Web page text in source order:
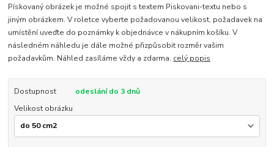
Pískovaný obrázek je možné spojit s textem Piskovani-textu nebo s
jiným obrázkem. V roletce vyberte požadovanou velikost, požadavek na
umístění uveďte do poznámky k objednávce v nákupním košíku. V
následném náhledu je dále možné přizpůsobit rozměr vašim
požadavkům. Náhled zasíláme vždy a zdarma. celý popis
Dostupnost
odeslání do 3 dnů
Velikost obrázku